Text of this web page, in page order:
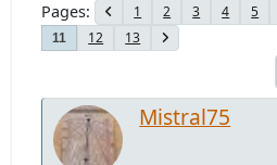
Pages 1 2 3 4 5
11 12 13
Mistral75